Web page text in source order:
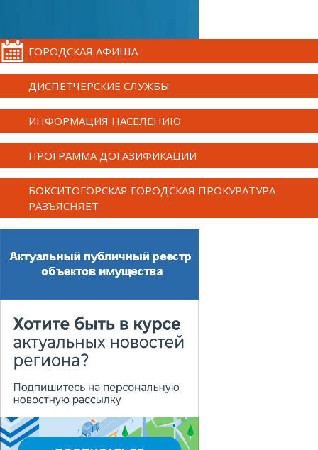
ГОРОДСКАЯ АФИША
ДИСПЕТЧЕРСКИЕ СЛУЖБЫ
ИНФОРМАЦИЯ НАСЕЛЕНИЮ
ПРОГРАММА ДОГАЗИФИКАЦИИ
БОКСИТОГОРСКАЯ ГОРОДСКАЯ ПРОКУРАТУРА
РАЗЪЯСНЯЕТ